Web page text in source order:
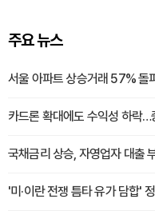
주요 뉴스
서울 아파트 상승거래 57% 돌
카드론 확대에도 수익성 하락…
국채금리 상승, 자영업자 대출
'미·이란 전쟁 틈타 유가 담합'